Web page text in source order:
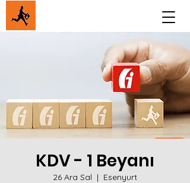
KDV - 1 Beyanı
26 Ara Sal
  |
Esenyurt